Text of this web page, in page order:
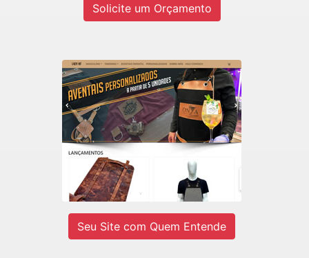
Solicite um Orçamento
LADY-IV
E-commerce de Aventais Profissionais
Ver site
Seu Site com Quem Entende